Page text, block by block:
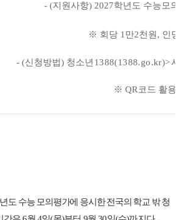
- (지원사항) 2027학년도 수능모의
※ 회당 1만2천원, 인당
- (신청방법) 청소년 1388(1388.go.kr)>서
※ QR코드 활용
도 수능 모의평가에 응시한 전국의 학교 밖 청